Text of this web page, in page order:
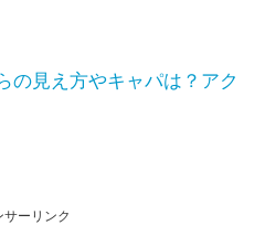
の見え方やキャパは？アク
サーリンク